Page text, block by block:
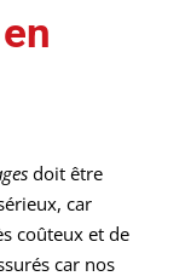
doit être
car
coûteux et de
car nos